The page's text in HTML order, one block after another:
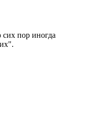
сих пор иногда